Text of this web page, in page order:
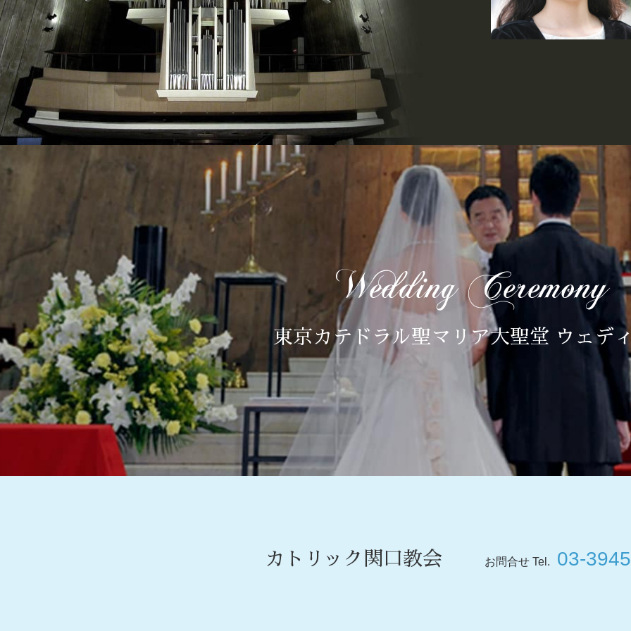
東京カテドラル聖マリア大聖堂 ウェデ
カトリック関口教会 お問合せ Tel. 03-